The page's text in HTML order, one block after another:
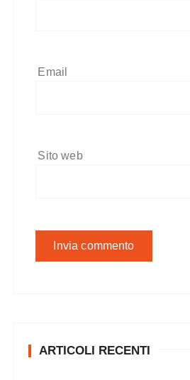
Email
Sito web
ARTICOLI RECENTI